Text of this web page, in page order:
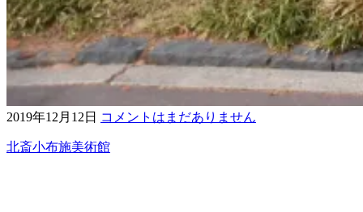
2019年12月12日 コメントはまだありません
北斎小布施美術館